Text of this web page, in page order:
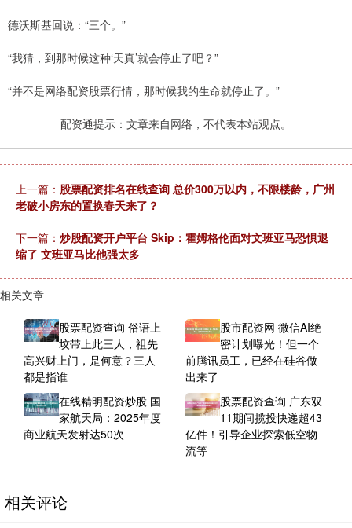
德沃斯基回说：“三个。”
“我猜，到那时候这种‘天真’就会停止了吧？”
“并不是网络配资股票行情，那时候我的生命就停止了。”
配资通提示：文章来自网络，不代表本站观点。
上一篇： 股票配资排名在线查询 总价300万以内，不限楼龄，广州
老破小房东的置换春天来了？
下一篇： 炒股配资开户平台 Skip：霍姆格伦面对文班亚马恐惧退
缩了 文班亚马比他强太多
相关文章
股票配资查询 俗语上
坟带上此三人，祖先
高兴财上门，是何意？三人
都是指谁
股市配资网 微信AI绝
密计划曝光！但一个
前腾讯员工，已经在硅谷做
出来了
在线精明配资炒股 国
家航天局：2025年度
商业航天发射达50次
股票配资查询 广东双
11期间揽投快递超43
亿件！引导企业探索低空物
流等
相关评论